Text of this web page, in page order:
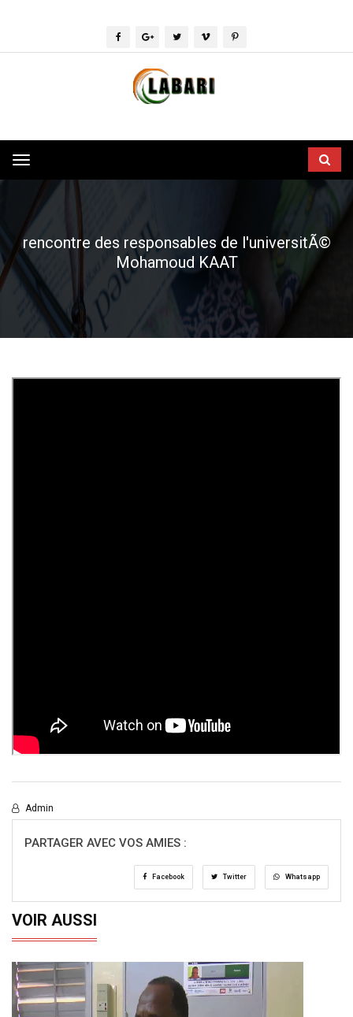
Toggle
navigation
rencontre des responsables de l'universitÃ©
Mohamoud KAAT
Admin
PARTAGER AVEC VOS AMIES :
Facebook Twitter Whatsapp
VOIR AUSSI